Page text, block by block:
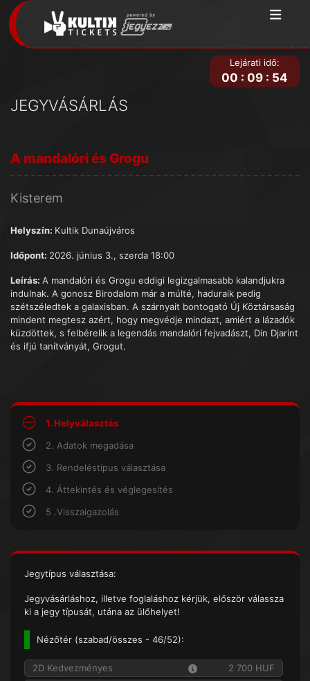
JEGYVÁSÁRLÁS
Lejárati idő:
00 : 09 : 54
A mandalóri és Grogu
Kisterem
Helyszín: Kultik Dunaújváros
Időpont: 2026. június 3., szerda 18:00
Leírás: A mandalóri és Grogu eddigi legizgalmasabb kalandjukra
indulnak. A gonosz Birodalom már a múlté, haduraik pedig
szétszéledtek a galaxisban. A szárnyait bontogató Új Köztársaság
mindent megtesz azért, hogy megvédje mindazt, amiért a lázadók
küzdöttek, s felbérelik a legendás mandalóri fejvadászt, Din Djarint
és ifjú tanítványát, Grogut.
1. Helyválasztás
2. Adatok megadása
3. Rendeléstípus választása
4. Áttekintés és véglegesítés
5 .Visszaigazolás
Jegytípus választása:
Jegyvásárláshoz, illetve foglaláshoz kérjük, először válassza
ki a jegy típusát, utána az ülőhelyet!
Nézőtér (szabad/összes - 46/52):
2D Kedvezményes
2 700 HUF